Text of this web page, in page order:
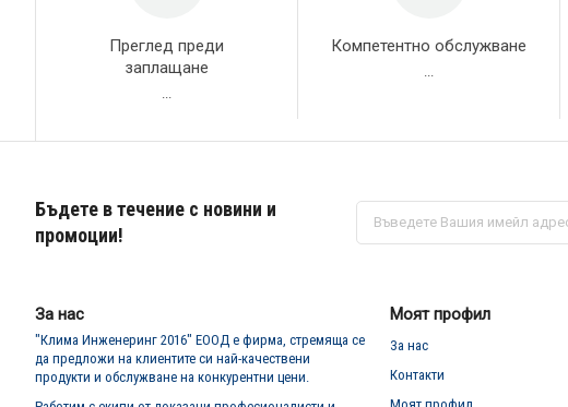
Преглед преди
заплащане
Компетентно обслужване
Бъдете в течение с новини и
промоции!
Абонирай
за
За нас
"Клима Инженеринг 2016" ЕООД е фирма, стремяща се
да предложи на клиентите си най-качествени
продукти и обслужване на конкурентни цени.
Моят профил
За нас
Контакти